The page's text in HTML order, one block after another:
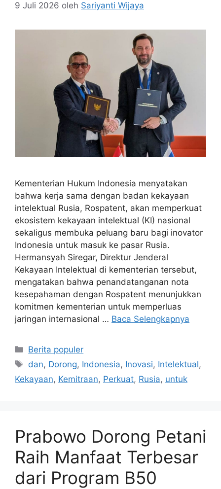
9 Juli 2026 oleh Sariyanti Wijaya
Kementerian Hukum Indonesia menyatakan
bahwa kerja sama dengan badan kekayaan
intelektual Rusia, Rospatent, akan memperkuat
ekosistem kekayaan intelektual (KI) nasional
sekaligus membuka peluang baru bagi inovator
Indonesia untuk masuk ke pasar Rusia.
Hermansyah Siregar, Direktur Jenderal
Kekayaan Intelektual di kementerian tersebut,
mengatakan bahwa penandatanganan nota
kesepahaman dengan Rospatent menunjukkan
komitmen kementerian untuk memperluas
jaringan internasional … Baca Selengkapnya
Kategori
Berita populer
Tag
dan, Dorong, Indonesia, Inovasi, Intelektual,
Kekayaan, Kemitraan, Perkuat, Rusia, untuk
Prabowo Dorong Petani
Raih Manfaat Terbesar
dari Program B50